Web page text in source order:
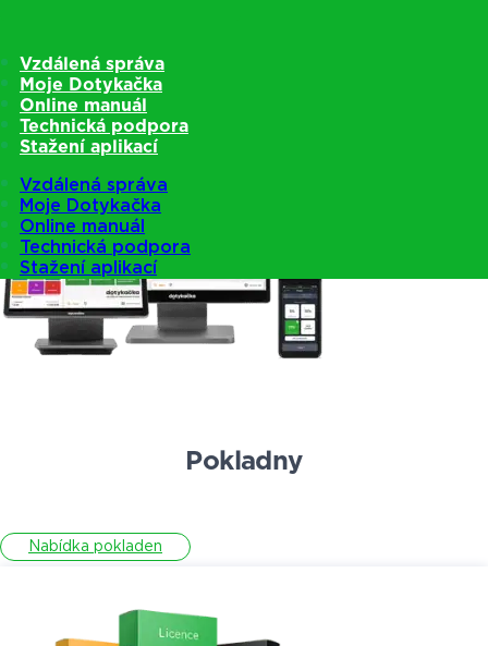
Vzdálená správa
Moje Dotykačka
Online manuál
Technická podpora
Stažení aplikací
Vzdálená správa
Moje Dotykačka
Online manuál
Technická podpora
Stažení aplikací
Pokladny
Nabídka pokladen